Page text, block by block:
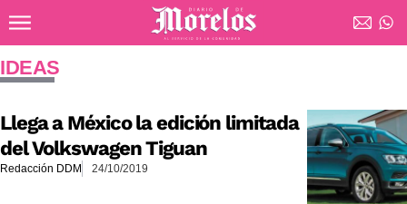
Diario de Morelos
IDEAS
Llega a México la edición limitada
del Volkswagen Tiguan
Redacción DDM 24/10/2019